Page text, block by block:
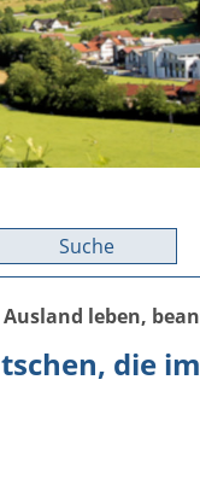
Suche
leben,
die